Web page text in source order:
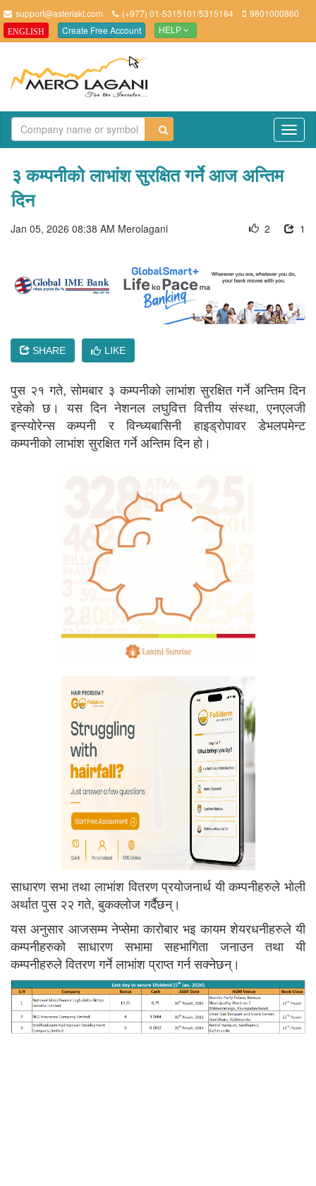
support@asteriskt.com (+977) 01-5315101/5315184 9801000860
ENGLISH Create Free Account HELP
३ कम्पनीको लाभांश सुरक्षित गर्ने आज अन्तिम
दिन
Jan 05, 2026 08:38 AM Merolagani 1
2
SHARE LIKE
पुस २१ गते, सोमबार ३ कम्पनीको लाभांश सुरक्षित गर्ने अन्तिम दिन
रहेको छ। यस दिन नेशनल लघुवित्त वित्तीय संस्था, एनएलजी
इन्स्योरेन्स कम्पनी र विन्ध्यबासिनी हाइड्रोपावर डेभलपमेन्ट
कम्पनीको लाभांश सुरक्षित गर्ने अन्तिम दिन हो।
साधारण सभा तथा लाभांश वितरण प्रयोजनार्थ यी कम्पनीहरुले भोली
अर्थात पुस २२ गते, बुकक्लोज गर्दैछन्।
यस अनुसार आजसम्म नेप्सेमा कारोबार भइ कायम शेयरधनीहरुले यी
कम्पनीहरुको साधारण सभामा सहभागिता जनाउन तथा यी
कम्पनीहरुले वितरण गर्ने लाभांश प्राप्त गर्न सक्नेछन्।